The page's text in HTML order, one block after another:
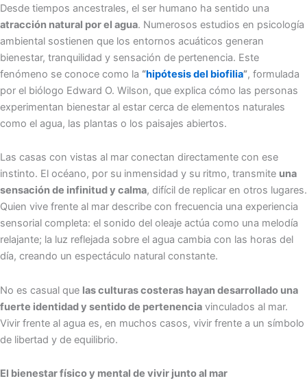
Desde tiempos ancestrales, el ser humano ha sentido una
atracción natural por el agua. Numerosos estudios en psicología
ambiental sostienen que los entornos acuáticos generan
bienestar, tranquilidad y sensación de pertenencia. Este
fenómeno se conoce como la “hipótesis del biofilia”, formulada
por el biólogo Edward O. Wilson, que explica cómo las personas
experimentan bienestar al estar cerca de elementos naturales
como el agua, las plantas o los paisajes abiertos.
Las casas con vistas al mar conectan directamente con ese
instinto. El océano, por su inmensidad y su ritmo, transmite una
sensación de infinitud y calma, difícil de replicar en otros lugares.
Quien vive frente al mar describe con frecuencia una experiencia
sensorial completa: el sonido del oleaje actúa como una melodía
relajante; la luz reflejada sobre el agua cambia con las horas del
día, creando un espectáculo natural constante.
No es casual que las culturas costeras hayan desarrollado una
fuerte identidad y sentido de pertenencia vinculados al mar.
Vivir frente al agua es, en muchos casos, vivir frente a un símbolo
de libertad y de equilibrio.
El bienestar físico y mental de vivir junto al mar